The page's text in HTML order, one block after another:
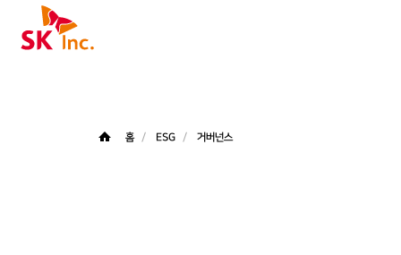
SK주식회사
홈 ESG 거버넌스